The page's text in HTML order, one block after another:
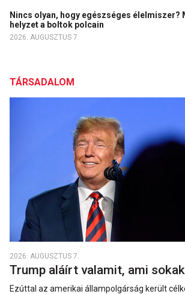
Nincs olyan, hogy egészséges élelmiszer?
helyzet a boltok polcain
2026. AUGUSZTUS 7.
TÁRSADALOM
2026. AUGUSZTUS 7.
Trump aláírt valamit, ami
Ezúttal az amerikai állampolgárság került